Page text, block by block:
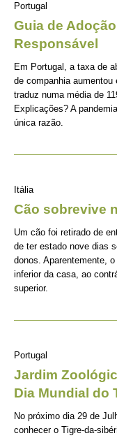
Portugal
Guia de Adoção
Responsável
Em Portugal, a taxa de
de companhia
traduz numa média de
Explicações? A
única razão.
Itália
Cão sobrevive
Um cão foi retirado de
de ter estado nove dias
donos. Aparentemente,
inferior da casa, ao
superior.
Portugal
Jardim
Dia Mundial do
No próximo dia 29 de
conhecer o Tigre-da-